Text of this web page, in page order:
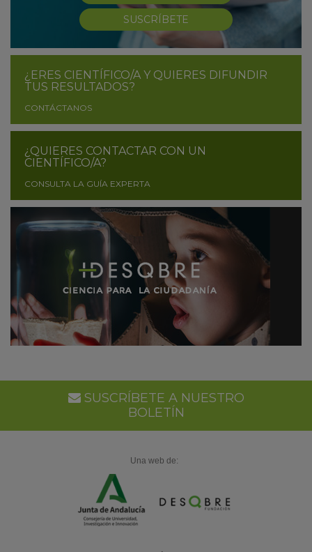
SUSCRÍBETE
¿ERES CIENTÍFICO/A Y QUIERES DIFUNDIR
TUS RESULTADOS?
CONTÁCTANOS
¿QUIERES CONTACTAR CON UN
CIENTÍFICO/A?
CONSULTA LA GUÍA EXPERTA
SUSCRÍBETE A NUESTRO
BOLETÍN
Una web de: